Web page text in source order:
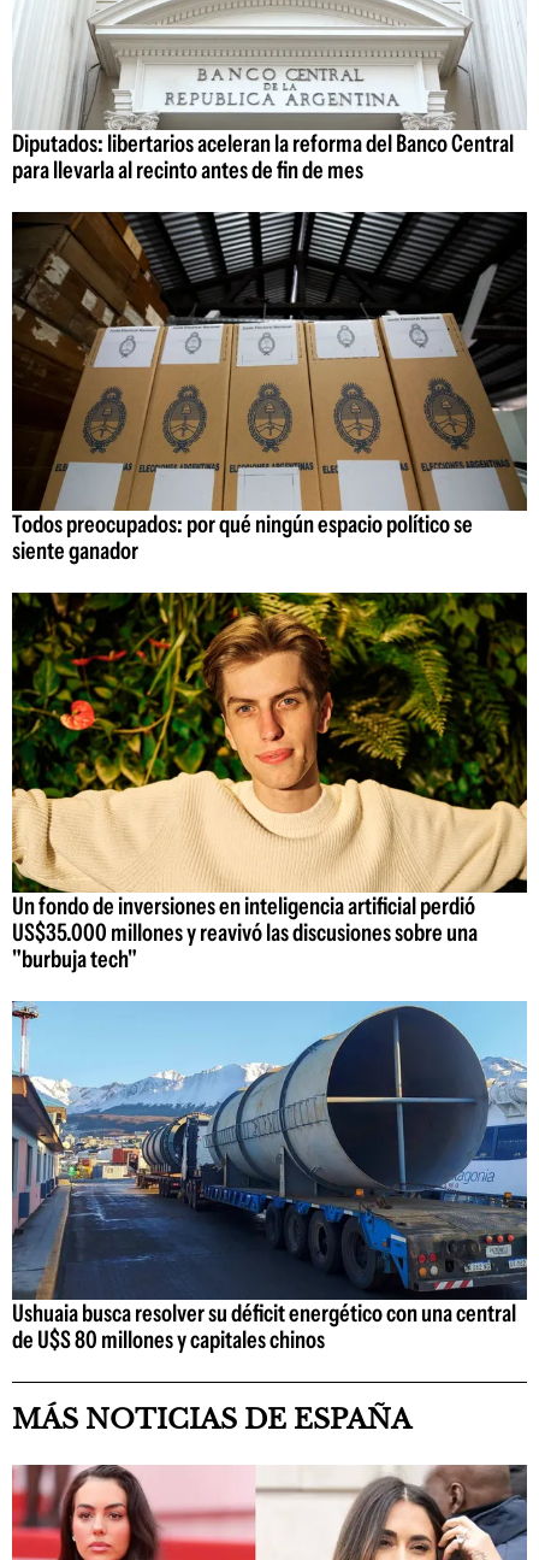
Diputados: libertarios aceleran la reforma del Banco Central
para llevarla al recinto antes de fin de mes
Todos preocupados: por qué ningún espacio político se
siente ganador
Un fondo de inversiones en inteligencia artificial perdió
US$35.000 millones y reavivó las discusiones sobre una
"burbuja tech"
Ushuaia busca resolver su déficit energético con una central
de U$S 80 millones y capitales chinos
MÁS NOTICIAS DE ESPAÑA